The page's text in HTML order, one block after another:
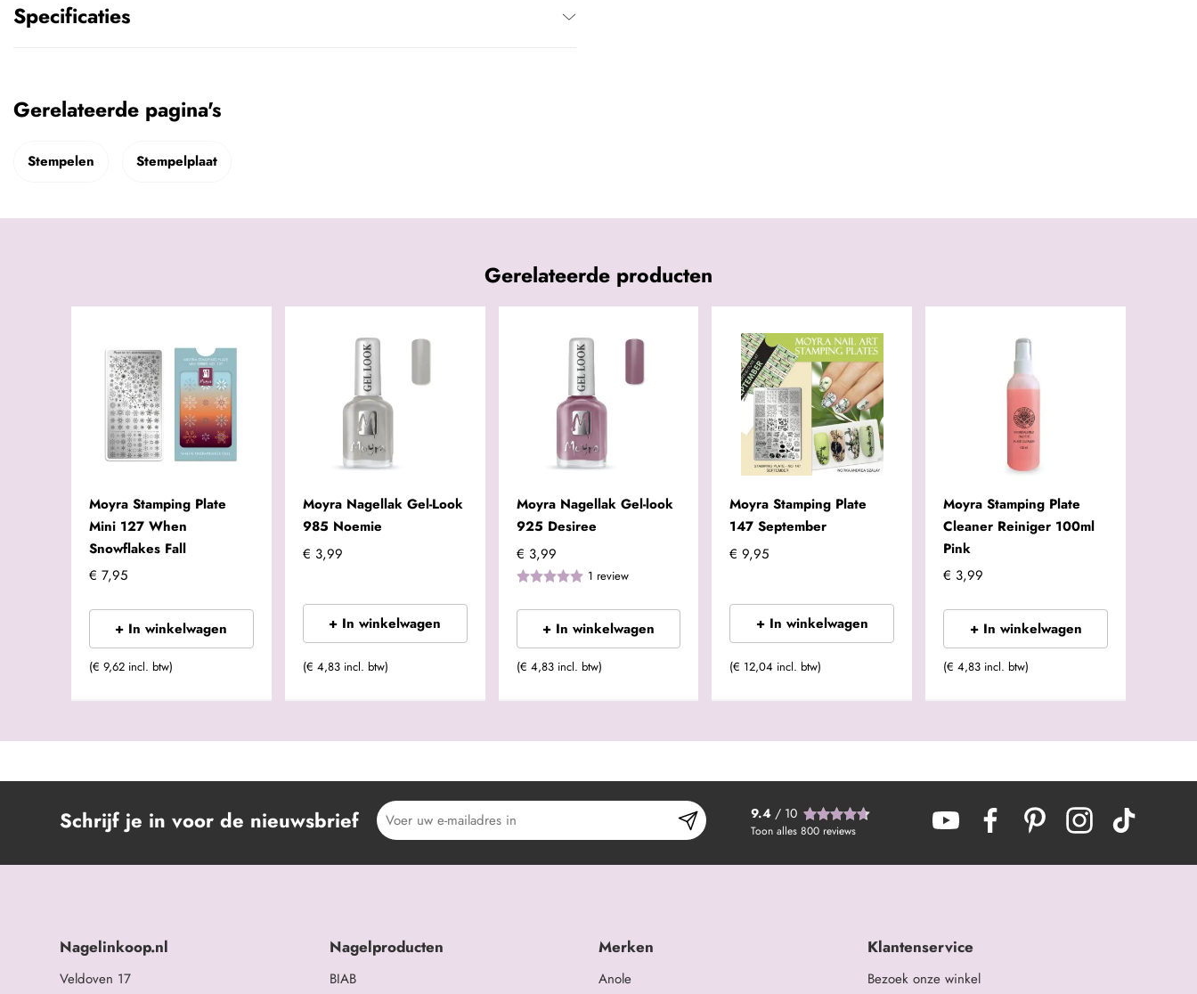
Specificaties
Gerelateerde pagina's
Stempelen Stempelplaat
Gerelateerde producten
Moyra Stamping Plate
Mini 127 When
Snowflakes Fall
€ 7,95
+ In winkelwagen
(€ 9,62 incl. btw)
Moyra Nagellak Gel-Look
985 Noemie
€ 3,99
+ In winkelwagen
(€ 4,83 incl. btw)
Moyra Nagellak Gel-look
925 Desiree
€ 3,99
1 review
+ In winkelwagen
(€ 4,83 incl. btw)
Moyra Stamping Plate
147 September
€ 9,95
+ In winkelwagen
(€ 12,04 incl. btw)
Moyra Stamping Plate
Cleaner Reiniger 100ml
Pink
€ 3,99
+ In winkelwagen
(€ 4,83 incl. btw)
Schrijf je in voor de nieuwsbrief 9.4/ 10
Toon alles 800 reviews
Nagelinkoop.nl
Veldoven 17
Nagelproducten
BIAB
Merken
Anole
Klantenservice
Bezoek onze winkel